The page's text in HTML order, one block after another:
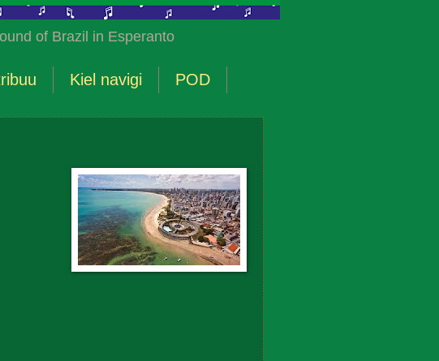
of Brazil in Esperanto
Kiel navigi POD